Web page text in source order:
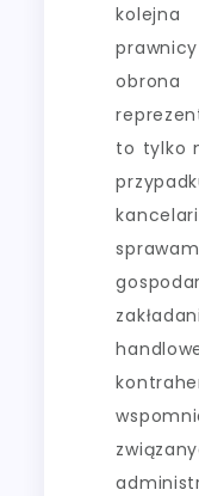
to tylko